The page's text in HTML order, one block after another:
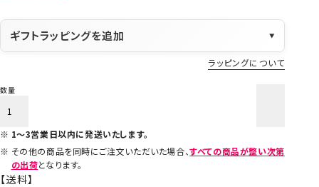
ギフトラッピングを追加 ▼
ラッピングについて
1～3営業日以内に発送いたします。
その他の商品を同時にご注文いただいた場合、すべての商品が整い次第
の出荷となります。
【送料】